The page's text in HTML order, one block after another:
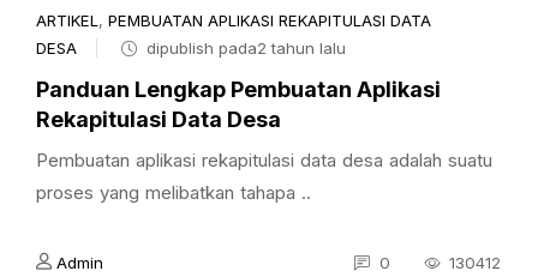
ARTIKEL , PEMBUATAN APLIKASI REKAPITULASI DATA
DESA
dipublish pada2 tahun lalu
Panduan Lengkap Pembuatan Aplikasi
Rekapitulasi Data Desa
Pembuatan aplikasi rekapitulasi data desa adalah suatu
proses yang melibatkan tahapa ..
Admin 0 130412